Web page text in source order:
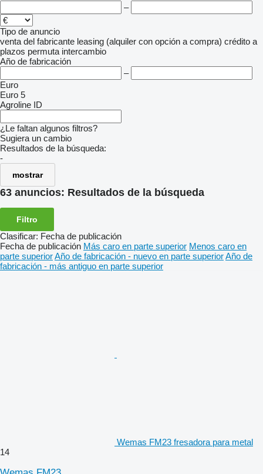
–
Tipo de anuncio
venta del fabricante leasing (alquiler con opción a compra) crédito a
plazos permuta intercambio
Año de fabricación
–
Euro
Euro 5
Agroline ID
¿Le faltan algunos filtros?
Sugiera un cambio
Resultados de la búsqueda:
-
mostrar
63 anuncios: Resultados de la búsqueda
Filtro
Clasificar: Fecha de publicación
Fecha de publicación Más caro en parte superior Menos caro en
parte superiorAño de fabricación - nuevo en parte superiorAño de
fabricación - más antiguo en parte superior
Wemas FM23 fresadora para metal
14